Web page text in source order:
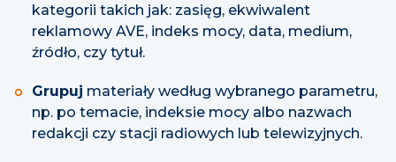
kategorii takich jak: zasięg, ekwiwalent
reklamowy AVE, indeks mocy, data, medium,
źródło, czy tytuł.
Grupuj materiały według wybranego parametru,
np. po temacie, indeksie mocy albo nazwach
redakcji czy stacji radiowych lub telewizyjnych.